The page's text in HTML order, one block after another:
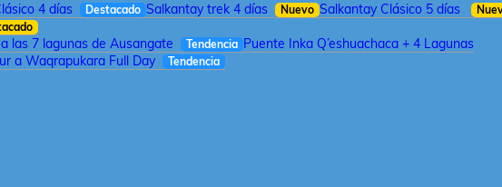
4 días Destacado Salkantay trek 4 días Nuevo Salkantay Clásico 5 días
las 7 lagunas de Ausangate Tendencia Puente Inka Q’eshuachaca + 4 Lagunas
a Waqrapukara Full Day Tendencia